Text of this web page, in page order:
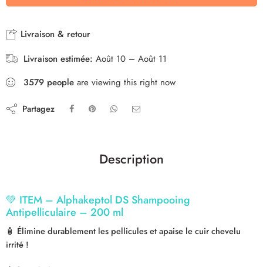
Livraison & retour
Livraison estimée: Août 10 – Août 11
3579 people are viewing this right now
Partagez
Description
💚 ITEM – Alphakeptol DS Shampooing
Antipelliculaire – 200 ml
🧴 Élimine durablement les pellicules et apaise le cuir chevelu
irrité !